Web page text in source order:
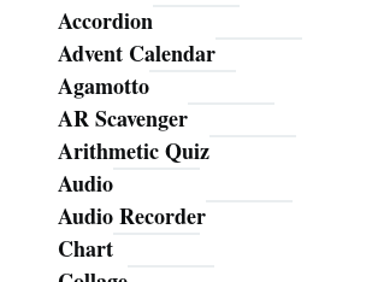
Accordion
Advent Calendar
Agamotto
AR Scavenger
Arithmetic Quiz
Audio
Audio Recorder
Chart